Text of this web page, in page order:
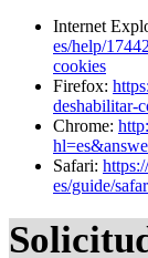
Internet
es/help/
cookies
Firefox:
deshabilitar-
Chrome:
Safari:
es/guide/